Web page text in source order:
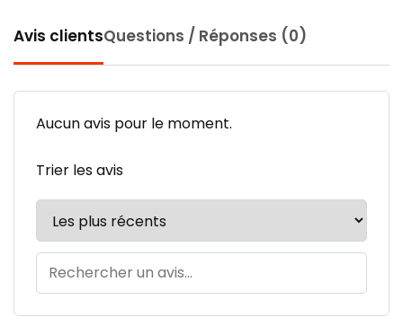
Avis clientsQuestions / Réponses (0)
Aucun avis pour le moment.
Trier les avis